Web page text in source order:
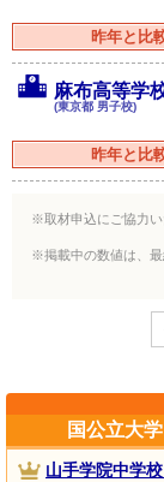
昨年と比
麻布高等学
(東京都 男子校)
昨年と比
※取材申込にご協力い
※掲載中の数値は、最
国公立大
山手学院中学